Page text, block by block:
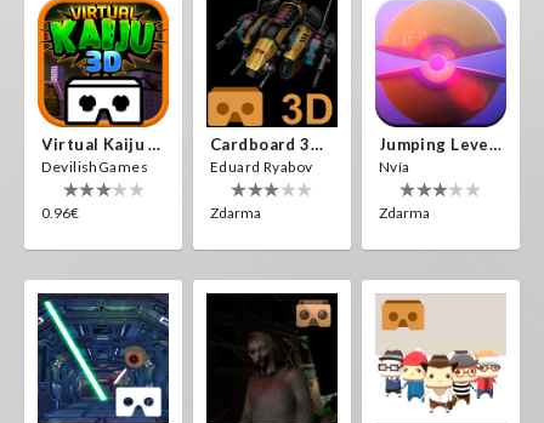
Virtual Kaiju 3D
DevilishGames
0.96€
Cardboard 3D VR Space FPS Game
Eduard Ryabov
Zdarma
Jumping Levels
Nvía
Zdarma